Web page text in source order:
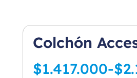
Colchón
$1.417.000-$